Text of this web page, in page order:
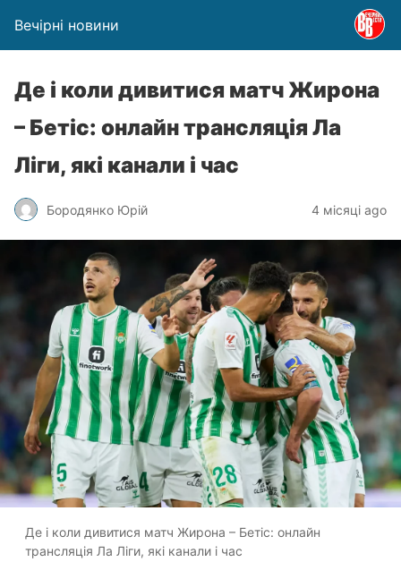
Вечірні новини
Де і коли дивитися матч Жирона
– Бетіс: онлайн трансляція Ла
Ліги, які канали і час
Бородянко Юрій 4 місяці ago
Де і коли дивитися матч Жирона – Бетіс: онлайн
трансляція Ла Ліги, які канали і час